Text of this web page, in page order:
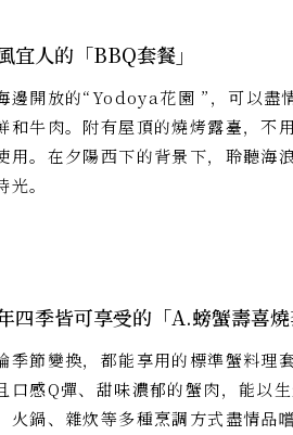
宜人的「BBQ套餐」
邊開放的“Yodoya花園 ”，可以盡
和牛肉。附有屋頂的燒烤露臺，不
用。在夕陽西下的背景下，聆聽海
光。
四季皆可享受的「A.螃蟹壽喜燒
季節變換，都能享用的標準蟹料理
口感Q彈、甜味濃郁的蟹肉，能以
火鍋、雜炊等多種烹調方式盡情品